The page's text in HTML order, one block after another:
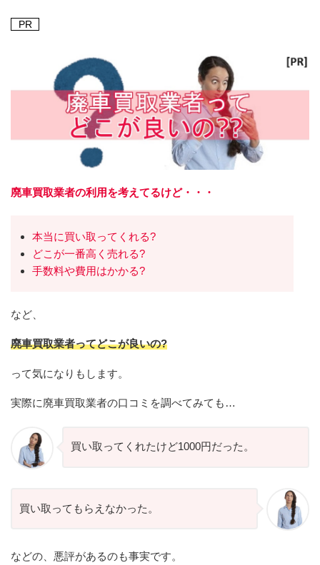
PR
廃車買取業者の利用を考えてるけど・・・
本当に買い取ってくれる?
どこが一番高く売れる?
手数料や費用はかかる?
など、
廃車買取業者ってどこが良いの?
って気になりもします。
実際に廃車買取業者の口コミを調べてみても…
買い取ってくれたけど1000円だった。
買い取ってもらえなかった。
などの、悪評があるのも事実です。